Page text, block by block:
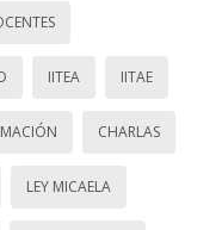
IITEA IITAE
CHARLAS
LEY MICAELA